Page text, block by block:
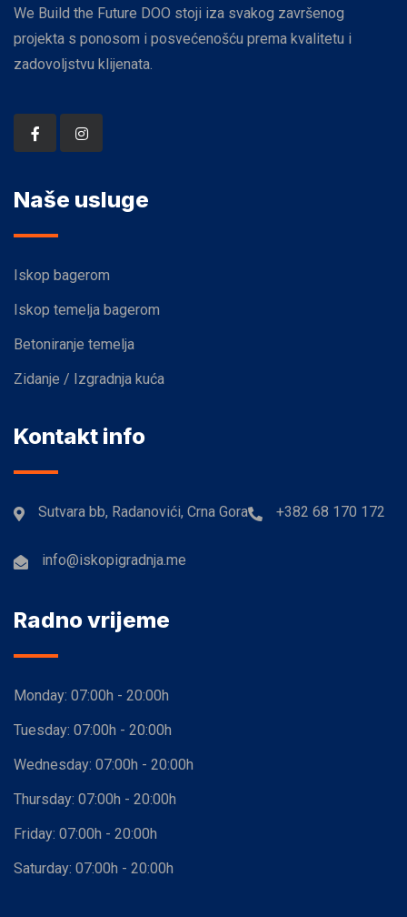
We Build the Future DOO stoji iza svakog završenog
projekta s ponosom i posvećenošću prema kvalitetu i
zadovoljstvu klijenata.
Naše usluge
Iskop bagerom
Iskop temelja bagerom
Betoniranje temelja
Zidanje / Izgradnja kuća
Kontakt info
Sutvara bb, Radanovići, Crna Gora +382 68 170 172
info@iskopigradnja.me
Radno vrijeme
Monday: 07:00h - 20:00h
Tuesday: 07:00h - 20:00h
Wednesday: 07:00h - 20:00h
Thursday: 07:00h - 20:00h
Friday: 07:00h - 20:00h
Saturday: 07:00h - 20:00h